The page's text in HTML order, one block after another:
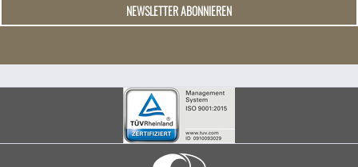
NEWSLETTER ABONNIEREN